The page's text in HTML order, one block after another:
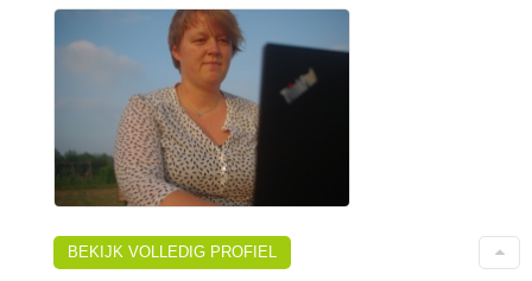
BEKIJK VOLLEDIG PROFIEL